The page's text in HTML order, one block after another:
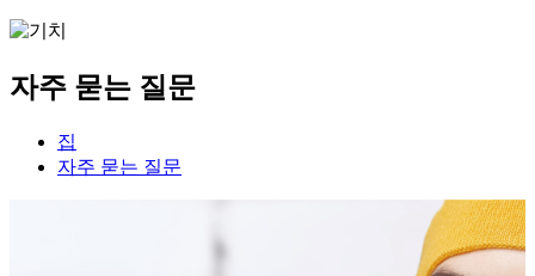
자주 묻는 질문
집
자주 묻는 질문